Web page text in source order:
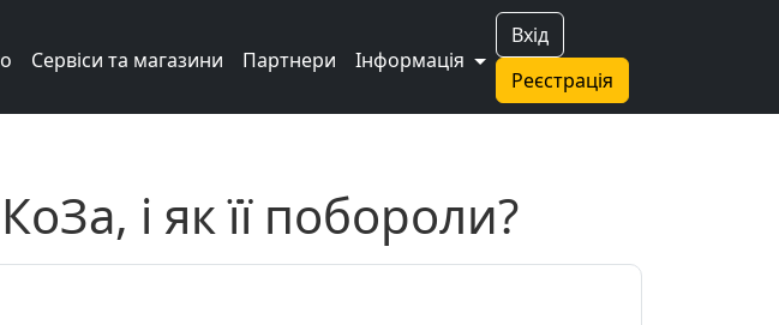
Вхід
Реєстрація
Сервіси та магазини Партнери Інформація
і як її побороли?